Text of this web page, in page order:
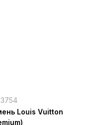
Louis Vuitton